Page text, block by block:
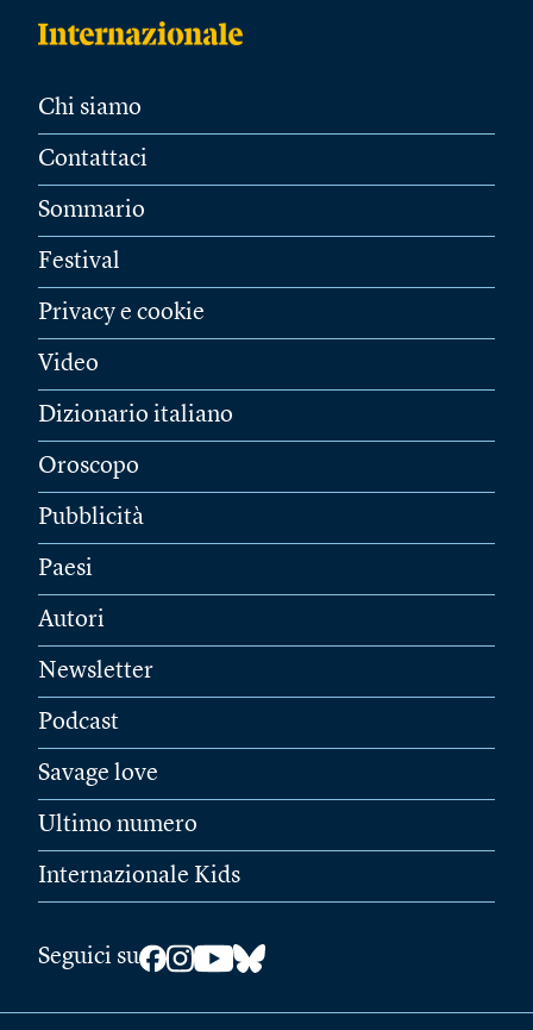
Chi siamo
Contattaci
Sommario
Festival
Privacy e cookie
Video
Dizionario italiano
Oroscopo
Pubblicità
Paesi
Autori
Newsletter
Podcast
Savage love
Ultimo numero
Internazionale Kids
Seguici su